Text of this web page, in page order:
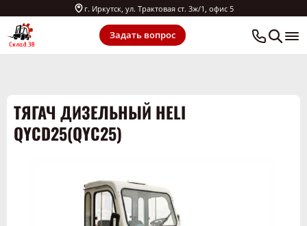
г. Иркутск, ул. Трактовая ст. 3ж/1, офис 5
Задать вопрос
ТЯГАЧ ДИЗЕЛЬНЫЙ HELI
QYCD25(QYC25)